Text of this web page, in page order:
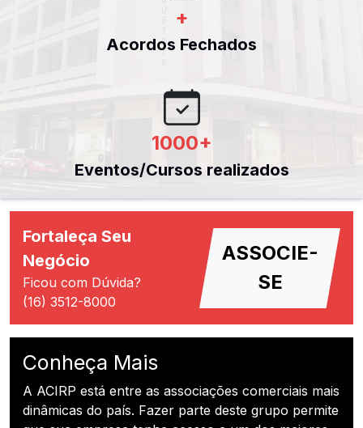
+
Acordos Fechados
1000+
Eventos/Cursos realizados
Fortaleça Seu
Negócio
Ficou com Dúvida?
(16) 3512-8000
ASSOCIE-
SE
Conheça Mais
A ACIRP está entre as associações comerciais mais
dinâmicas do país. Fazer parte deste grupo permite